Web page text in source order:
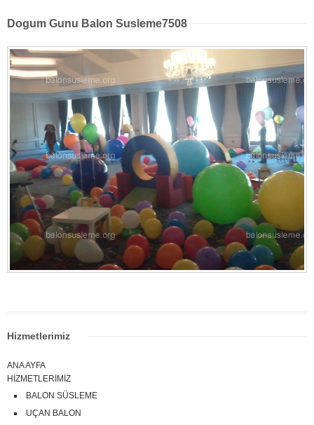
Dogum Gunu Balon Susleme7508
Hizmetlerimiz
ANA AYFA
HİZMETLERİMİZ
BALON SÜSLEME
UÇAN BALON